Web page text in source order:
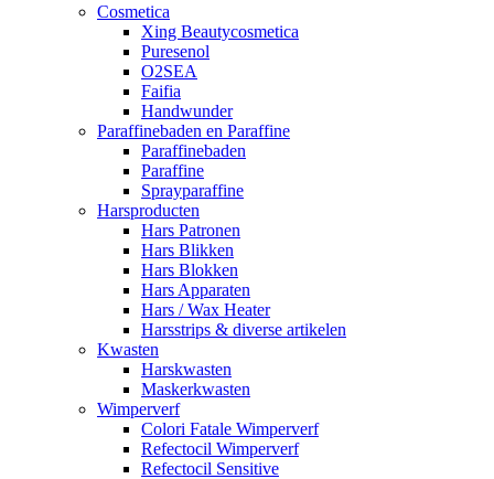
Cosmetica
Xing Beautycosmetica
Puresenol
O2SEA
Faifia
Handwunder
Paraffinebaden en Paraffine
Paraffinebaden
Paraffine
Sprayparaffine
Harsproducten
Hars Patronen
Hars Blikken
Hars Blokken
Hars Apparaten
Hars / Wax Heater
Harsstrips & diverse artikelen
Kwasten
Harskwasten
Maskerkwasten
Wimperverf
Colori Fatale Wimperverf
Refectocil Wimperverf
Refectocil Sensitive